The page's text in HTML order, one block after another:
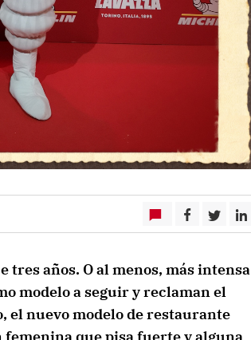
tres años. O al menos, más intensa
modelo a seguir y reclaman el
el nuevo modelo de restaurante